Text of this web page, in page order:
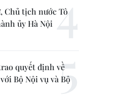
Chủ tịch nước Tô
ủy Hà Nội
quyết định về
Bộ Nội vụ và Bộ